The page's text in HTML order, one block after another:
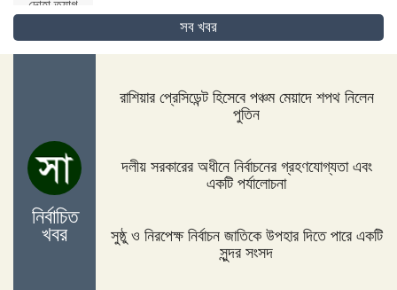
গোপালগঞ্জের কোটালীপাড়ায় ৮ দিনব্যাপী রথযাত্রা উদযাপিত
জিম্বাবুয়ের দায়িত্বে বাংলাদেশের সাবেক বোলিং কোচ ল্যাঙ্গাভেল্ট
দিনাজপুরের ফুলবাড়ীতে সড়ক দুর্ঘটনায় দু’জন নিহত
সব খবর
নির্বাচিত
খবর
রাশিয়ার প্রেসিডেন্ট হিসেবে পঞ্চম মেয়াদে শপথ নিলেন
পুতিন
দলীয় সরকারের অধীনে নির্বাচনের গ্রহণযোগ্যতা এবং
একটি পর্যালোচনা
সুষ্ঠু ও নিরপেক্ষ নির্বাচন জাতিকে উপহার দিতে পারে একটি
সুন্দর সংসদ